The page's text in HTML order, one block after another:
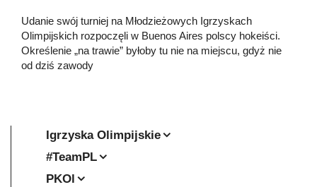
Udanie swój turniej na Młodzieżowych Igrzyskach
Olimpijskich rozpoczęli w Buenos Aires polscy hokeiści.
Określenie „na trawie” byłoby tu nie na miejscu, gdyż nie
od dziś zawody
Igrzyska Olimpijskie
#TeamPL
PKOl